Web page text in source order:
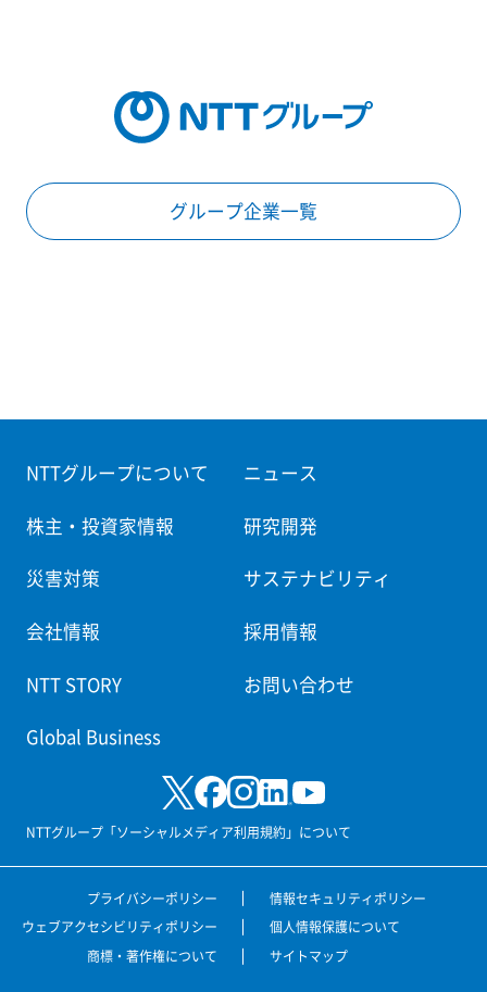
グループ企業一覧
NTTグループについて ニュース
株主・投資家情報 研究開発
災害対策 サステナビリティ
会社情報 採用情報
NTT STORY お問い合わせ
Global Business
NTTグループ「ソーシャルメディア利用規約」について
プライバシーポリシー
情報セキュリティポリシー
ウェブアクセシビリティポリシー
個人情報保護について
商標・著作権について
サイトマップ